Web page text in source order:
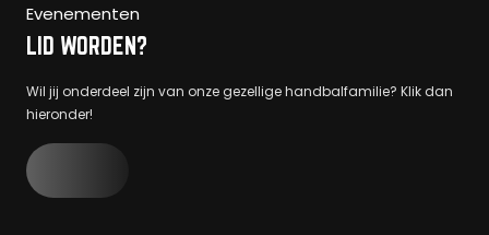
Evenementen
LID WORDEN?
Wil jij onderdeel zijn van onze gezellige handbalfamilie? Klik dan
hieronder!